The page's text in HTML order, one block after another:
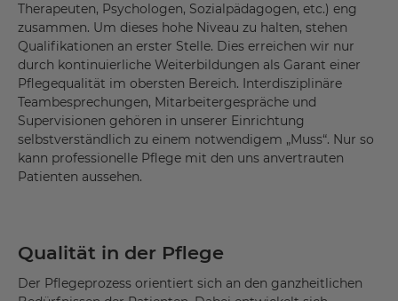
Therapeuten, Psychologen, Sozialpädagogen, etc.) eng
zusammen. Um dieses hohe Niveau zu halten, stehen
Qualifikationen an erster Stelle. Dies erreichen wir nur
durch kontinuierliche Weiterbildungen als Garant einer
Pflegequalität im obersten Bereich. Interdisziplinäre
Teambesprechungen, Mitarbeitergespräche und
Supervisionen gehören in unserer Einrichtung
selbstverständlich zu einem notwendigem „Muss“. Nur so
kann professionelle Pflege mit den uns anvertrauten
Patienten aussehen.
Qualität in der Pflege
Der Pflegeprozess orientiert sich an den ganzheitlichen